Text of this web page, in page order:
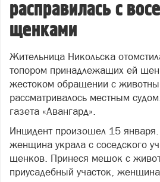
расправилась с
щенками
Жительница Никольска
топором принадлежащих ей
жестоком обращении с
рассматривалось местным
газета «Авангард».
Инцидент произошел 15
женщина украла с соседского
щенков. Принеся мешок с
приусадебный участок,